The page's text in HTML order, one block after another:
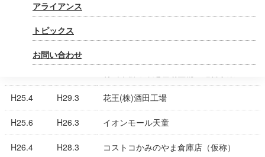
アライアンス
トピックス
お問い合わせ
H23.4 H26.3
H27.3
H25.4 H29.3 花王(株)酒田工場
H25.6 H26.3 イオンモール天童
H26.4 H28.3 コストコかみのやま倉庫店（仮称）